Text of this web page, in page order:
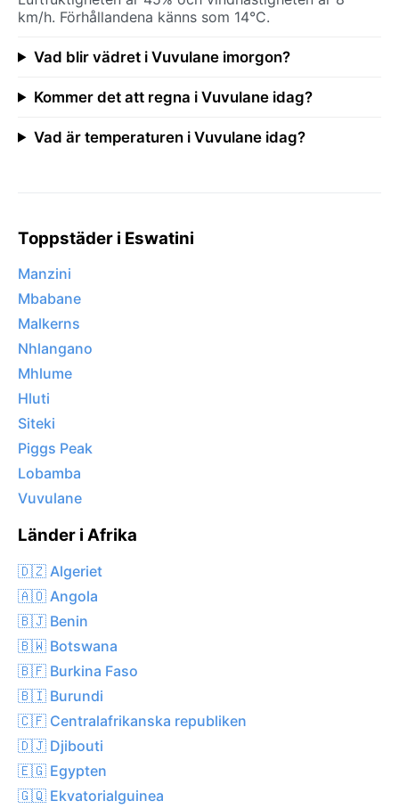
km/h. Förhållandena känns som 14°C.
Vad blir vädret i Vuvulane imorgon?
Kommer det att regna i Vuvulane idag?
Vad är temperaturen i Vuvulane idag?
Toppstäder i Eswatini
Manzini
Mbabane
Malkerns
Nhlangano
Mhlume
Hluti
Siteki
Piggs Peak
Lobamba
Vuvulane
Länder i Afrika
🇩🇿 Algeriet
🇦🇴 Angola
🇧🇯 Benin
🇧🇼 Botswana
🇧🇫 Burkina Faso
🇧🇮 Burundi
🇨🇫 Centralafrikanska republiken
🇩🇯 Djibouti
🇪🇬 Egypten
🇬🇶 Ekvatorialguinea